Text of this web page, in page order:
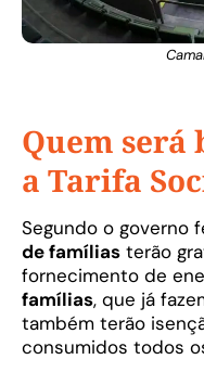
Quem será
a Tarifa
Segundo o governo
de famílias terão
fornecimento de
famílias, que já
também terão
consumidos todos